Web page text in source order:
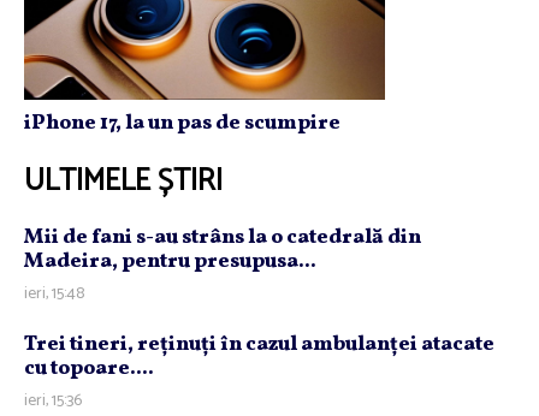
iPhone 17, la un pas de scumpire
ULTIMELE ȘTIRI
Mii de fani s-au strâns la o catedrală din
Madeira, pentru presupusa...
ieri, 15:48
Trei tineri, reţinuţi în cazul ambulanţei atacate
cu topoare....
ieri, 15:36